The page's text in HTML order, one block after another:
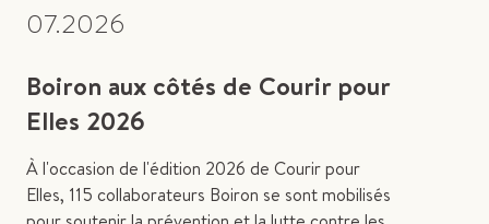
07.2026
Boiron aux côtés de Courir pour
Elles 2026
À l'occasion de l'édition 2026 de Courir pour
Elles, 115 collaborateurs Boiron se sont mobilisés